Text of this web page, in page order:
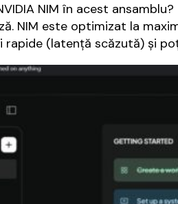
NIM în acest
NIM este optimizat la
rapide (latență scăzută) și